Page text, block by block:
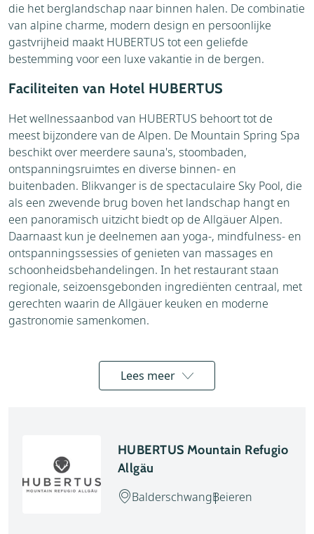
die het berglandschap naar binnen halen. De combinatie
van alpine charme, modern design en persoonlijke
gastvrijheid maakt HUBERTUS tot een geliefde
bestemming voor een luxe vakantie in de bergen.
Faciliteiten van Hotel HUBERTUS
Het wellnessaanbod van HUBERTUS behoort tot de
meest bijzondere van de Alpen. De Mountain Spring Spa
beschikt over meerdere sauna's, stoombaden,
ontspanningsruimtes en diverse binnen- en
buitenbaden. Blikvanger is de spectaculaire Sky Pool, die
als een zwevende brug boven het landschap hangt en
een panoramisch uitzicht biedt op de Allgäuer Alpen.
Daarnaast kun je deelnemen aan yoga-, mindfulness- en
ontspanningssessies of genieten van massages en
schoonheidsbehandelingen. In het restaurant staan
regionale, seizoensgebonden ingrediënten centraal, met
gerechten waarin de Allgäuer keuken en moderne
gastronomie samenkomen.
voor een rustige en uitnodigende sfeer. Veel kamers
beschikken over een balkon of terras met uitzicht op de
bergen. Van comfortabele tweepersoonskamers tot ruime
wellnesssuites: iedere accommodatie is ontworpen om
Lees meer
HUBERTUS Mountain Refugio
Allgäu
BalderschwangBeieren